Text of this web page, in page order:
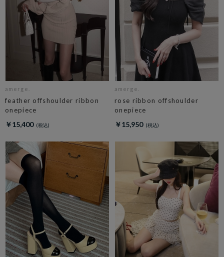
amerge.
feather offshoulder ribbon
onepiece
￥15,400
amerge.
rose ribbon offshoulder
onepiece
￥15,950